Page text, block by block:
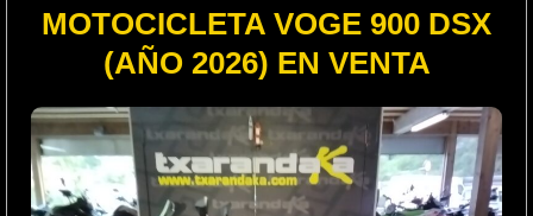
MOTOCICLETA VOGE 900 DSX
(AÑO 2026) EN VENTA